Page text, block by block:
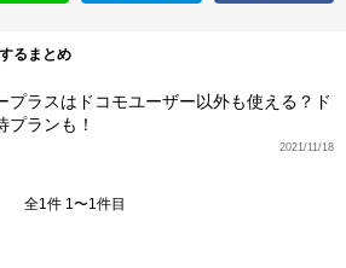
るまとめ
プラスはドコモユーザー以外も使える？ド
プランも！
2021/11/18
全1件 1〜1件目